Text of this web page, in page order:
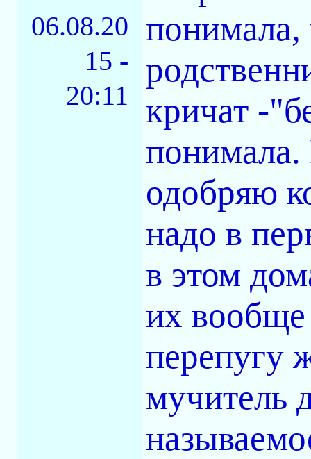
06.08.20
15 -
20:11
понимала,
кричат -
одобряю
надо в
в этом
их вообще
перепугу
мучитель